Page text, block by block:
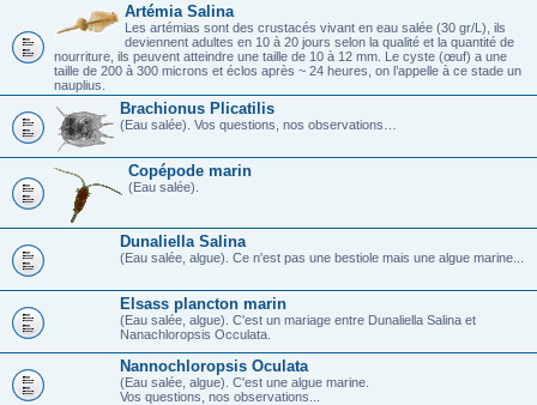
Artémia Salina
Les artémias sont des crustacés vivant en eau salée (30 gr/L), ils
deviennent adultes en 10 à 20 jours selon la qualité et la quantité de
nourriture, ils peuvent atteindre une taille de 10 à 12 mm. Le cyste (œuf) a une
taille de 200 à 300 microns et éclos après ~ 24 heures, on l’appelle à ce stade un
nauplius.
Brachionus Plicatilis
(Eau salée). Vos questions, nos observations…
Copépode marin
(Eau salée).
Dunaliella Salina
(Eau salée, algue). Ce n'est pas une bestiole mais une algue marine...
Elsass plancton marin
(Eau salée, algue). C'est un mariage entre Dunaliella Salina et
Nanachloropsis Occulata.
Nannochloropsis Oculata
(Eau salée, algue). C'est une algue marine.
Vos questions, nos observations...